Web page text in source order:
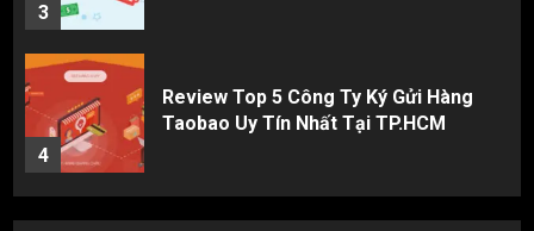
3
4
Review Top 5 Công Ty Ký Gửi Hàng
Taobao Uy Tín Nhất Tại TP.HCM